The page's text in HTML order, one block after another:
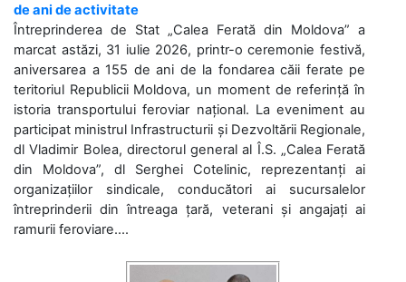
de ani de activitate
Întreprinderea de Stat „Calea Ferată din Moldova” a
marcat astăzi, 31 iulie 2026, printr-o ceremonie festivă,
aniversarea a 155 de ani de la fondarea căii ferate pe
teritoriul Republicii Moldova, un moment de referință în
istoria transportului feroviar național. La eveniment au
participat ministrul Infrastructurii și Dezvoltării Regionale,
dl Vladimir Bolea, directorul general al Î.S. „Calea Ferată
din Moldova”, dl Serghei Cotelinic, reprezentanți ai
organizațiilor sindicale, conducători ai sucursalelor
întreprinderii din întreaga țară, veterani și angajați ai
ramurii feroviare....